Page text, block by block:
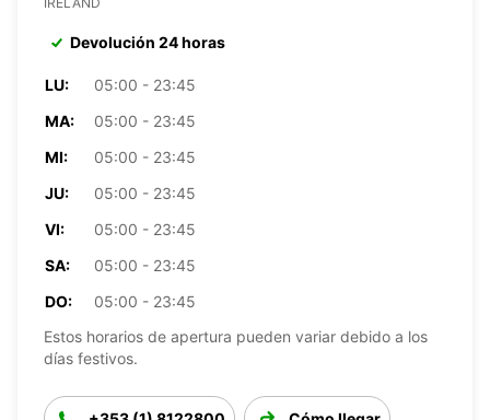
Devolución 24 horas
LU:
05:00 - 23:45
MA:
05:00 - 23:45
MI:
05:00 - 23:45
JU:
05:00 - 23:45
VI:
05:00 - 23:45
SA:
05:00 - 23:45
DO:
05:00 - 23:45
Estos horarios de apertura pueden variar debido a los
días festivos.